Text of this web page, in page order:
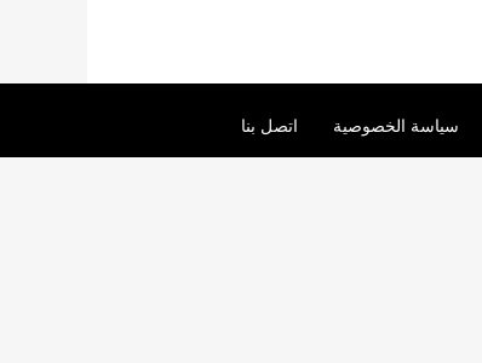
سياسة الخصوصية اتصل بنا